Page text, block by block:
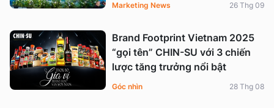
Marketing News 26 Thg 09
Brand Footprint Vietnam 2025
“gọi tên” CHIN-SU với 3 chiến
lược tăng trưởng nổi bật
Góc nhìn 28 Thg 08